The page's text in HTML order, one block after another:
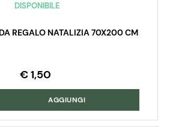
DISPONIBILE
REGALO NATALIZIA 70X200 CM
€ 1,50
AGGIUNGI